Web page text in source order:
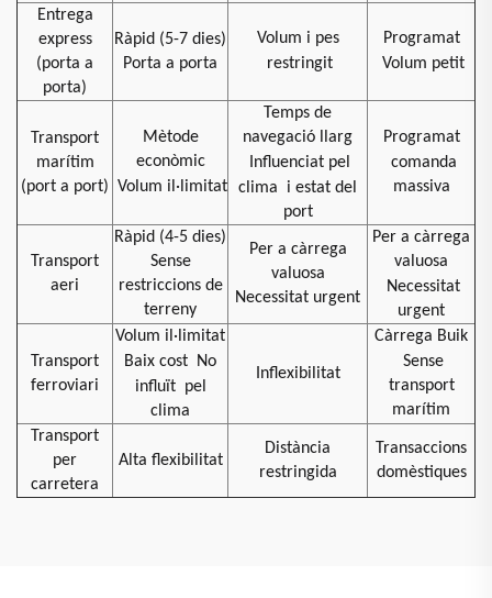
Entrega
express
(porta a
porta)
Ràpid (5-7 dies)
Porta a porta
Volum i pes
restringit
Programat
Volum petit
Transport
marítim
(port a port)
Mètode
econòmic
Volum il·limitat
Temps de
navegació llarg
Influenciat pel
clima
i estat del
port
Programat
comanda
massiva
Transport
aeri
Ràpid (4-5 dies)
Sense
restriccions de
terreny
Per a càrrega
valuosa
Necessitat urgent
Per a càrrega
valuosa
Necessitat
urgent
Transport
ferroviari
Volum il·limitat
Baix cost
No
influït pel
clima
Inflexibilitat
Càrrega Buik
Sense
transport
marítim
Transport
per
carretera
Alta flexibilitat
Distància
restringida
Transaccions
domèstiques